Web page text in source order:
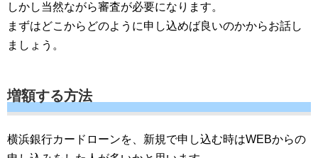
しかし当然ながら審査が必要になります。
まずはどこからどのように申し込めば良いのかからお話し
ましょう。
増額する方法
横浜銀行カードローンを、新規で申し込む時はWEBからの